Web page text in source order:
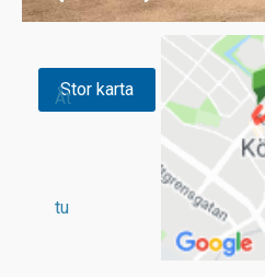
Åt
tu
Stor karta